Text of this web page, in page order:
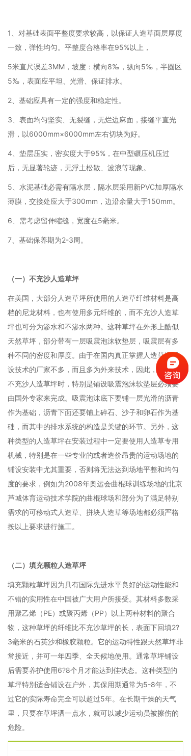
1、对基础表面平整度要求较高，以保证人造草面层厚度
一致，弹性均匀。平整度合格率在95%以上，
5米直尺误差3MM，坡度：横向8‰，纵向5‰，半圆区
5‰，表面应平坦、光滑、保证排水。
2、基础应具有一定的强度和稳定性。
3、表面均匀坚实、无裂缝，无烂边麻面，接缝平直光
滑，以6000mm×6000mm左右切块为好。
4、垫层压实，密实度大于95%，在中型碾压机压过
后，无显著轮迹，无浮土松散、波浪等现象。
5、水泥基础必需有隔水层，隔水层采用新PVC加厚隔水
薄膜，交接处应大于300mm，边沿余量大于150mm。
6、需考虑留伸缩缝，宽度在5毫米。
7、基础保养期为2-3周。
（一）不充沙人造草坪
在美国，大部分人造草坪所使用的人造草纤维材料是高
档的尼龙材料，也有使用多元纤维的，而不充沙人造草
坪也可分为渗水和不渗水两种。这种草坪在外形上酷似
天然草坪，部分带有一层吸震泡沫软垫层，吸震层有多
种不同的密度和厚度。由于在国内真正掌握人造草坪铺
设技术的厂家不多，而且多为外来技术，因此，在铺设
不充沙人造草坪时，特别是铺设吸震泡沫软垫层必须要
由国外专家来完成。吸震泡沫底下要铺一层光滑的沥青
作为基础，沥青下面还要铺上碎石、沙子和卵石作为基
础，而其中的排水系统的构造是关键的环节。另外，这
种类型的人造草坪在安装过程中一定要使用人造草专用
机械，特别是在一些专业的或者造价昂贵的运动场地的
铺设安装中尤其重要，否则将无法达到场地平整和均匀
度的要求，例如为2008年奥运会曲棍球训练场地的北京
芦城体育运动技术学院的曲棍球场和部分为了满足特别
需求的可移动式人造草、拼块人造草等场地都必须严格
按以上要求进行施工。
（二）填充颗粒人造草坪
填充颗粒草坪因为具有国际先进水平良好的运动性能和
不错的实用性在中国被广大用户所接受。其材料多数采
用聚乙烯（PE）或聚丙烯（PP）以上两种材料的聚合
物，这种草坪的纤维比不充沙草坪的长，表面下回填2?
3毫米的石英沙和橡胶颗粒。它的运动特性跟天然草坪非
常接近，并可一年四季、全天候地使用。通常草坪铺设
后需要养护使用6?8个月才能达到佳状态。这种类型的
草坪特别适合铺设在户外，其保用期通常为5-8年，不
过它的实际寿命完全可以超过5年。在长期干燥的天气
里，只要在草坪洒一点水，就可以减少运动员被擦伤的
危险。